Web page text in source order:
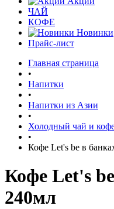
ЧАЙ
КОФЕ
Новинки
Прайс-лист
Главная страница
•
Напитки
•
Напитки из Азии
•
Холодный чай и
•
Кофе Let's be в
Кофе Let's
240мл